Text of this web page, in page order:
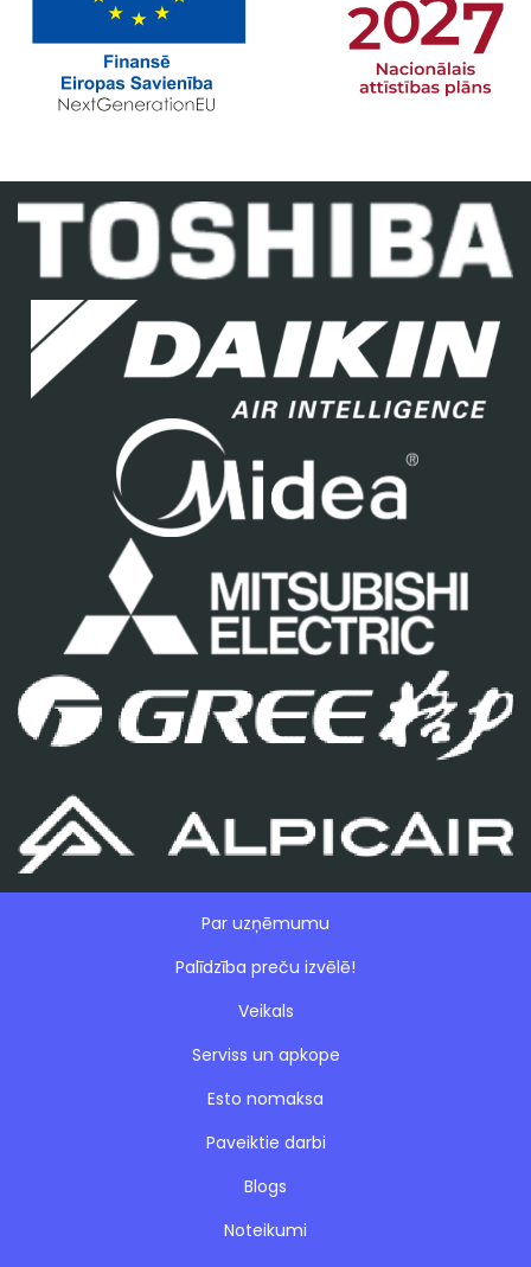
Par uzņēmumu
Palīdzība preču izvēlē!
Veikals
Serviss un apkope
Esto nomaksa
Paveiktie darbi
Blogs
Noteikumi